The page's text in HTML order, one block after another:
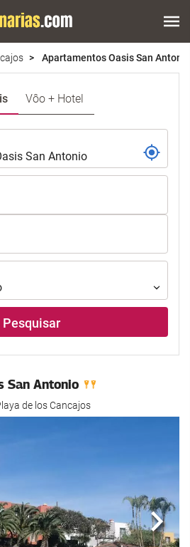
Apartamentos Oasis San Antonio
Vôo + Hotel
Pesquisar
San Antonio
de los Cancajos